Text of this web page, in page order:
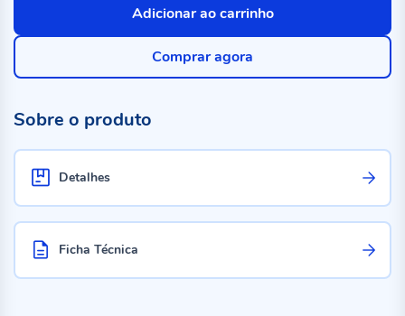
Adicionar ao carrinho
Comprar agora
Sobre o produto
Detalhes
Ficha Técnica